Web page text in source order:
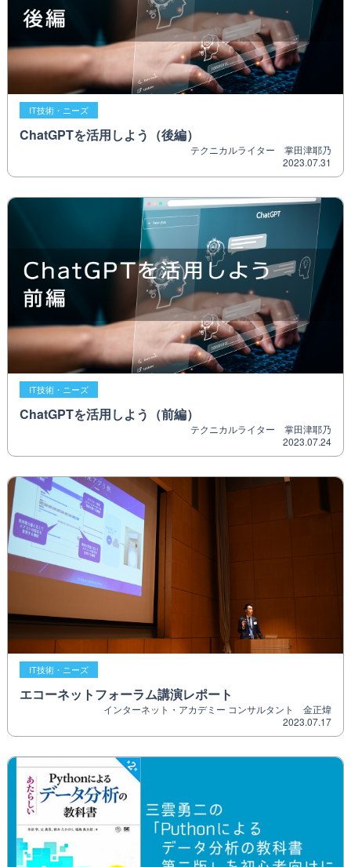
IT技術・ニーズ
ChatGPTを活用しよう（後編）
テクニカルライター 掌田津耶乃
2023.07.31
IT技術・ニーズ
ChatGPTを活用しよう（前編）
テクニカルライター 掌田津耶乃
2023.07.24
IT技術・ニーズ
エコーネットフォーラム講演レポート
インターネット・アカデミー コンサルタント 金正煒
2023.07.17